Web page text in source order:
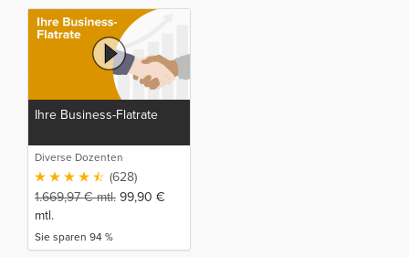
Ihre Business-Flatrate
Diverse Dozenten
(628)
1.669,97€mtl. 99,90 €
mtl.
Sie sparen 94 %